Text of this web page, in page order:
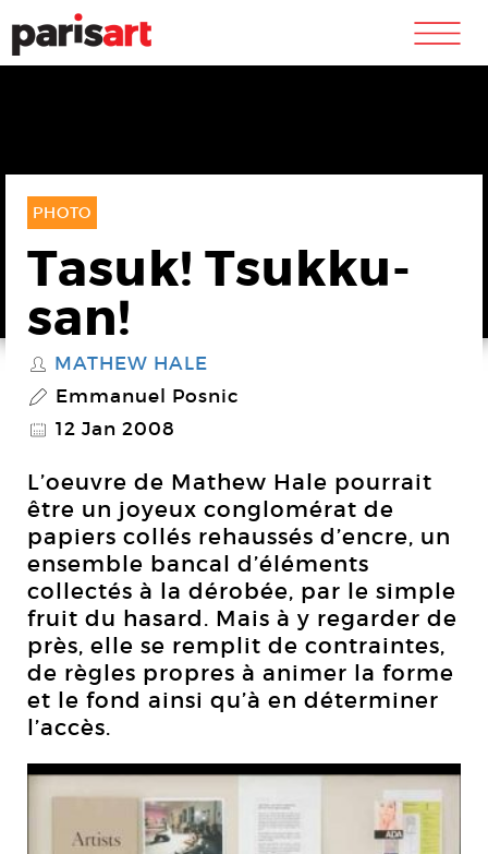
m
PHOTO
Tasuk! Tsukku-
san!
S MATHEW HALE
P Emmanuel Posnic
@ 12 Jan 2008
L’oeuvre de Mathew Hale pourrait
être un joyeux conglomérat de
papiers collés rehaussés d’encre, un
ensemble bancal d’éléments
collectés à la dérobée, par le simple
fruit du hasard. Mais à y regarder de
près, elle se remplit de contraintes,
de règles propres à animer la forme
et le fond ainsi qu’à en déterminer
l’accès.